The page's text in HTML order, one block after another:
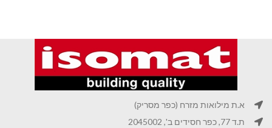
א.ת מילואות מזרח (כפר מסריק)
ת.ד 77, כפר חסידים ב', 2045002